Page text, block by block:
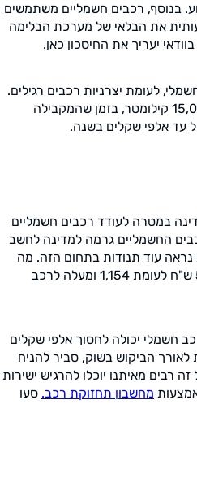
בנוסף, רכבים חשמליים משתמשים
את הבלאי של מערכת הבלימה
יעריך את החיסכון כאן.
לעומת יצרניות רכבים רגילים.
כלומר, ישנם מקרים שאותו הדגם בדיוק, יתבקש לסור למוסך לטיפול תקופתי כל 15,000 קילומטר, בזמן שהמקבילה
במטרה לעודד רכבים חשמליים
החשמליים גרמה למדינה לחשב
עוד תנודות בתחום הזה. מה
שכן, אגרת רישוי הרכב גם היא זולה הרבה יותר כשמדובר בדגם חשמלי לגמרי (558 ש"ח לעומת 1,154 ומעלה לרכב
חשמלי יכולה לחסוך אלפי שקלים
הביקוש בשוק, סביר להניח
מאיתנו יוכלו להרגיש ישירות
מחשבון תחזוקת רכב. סעו